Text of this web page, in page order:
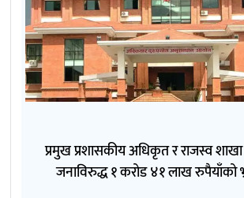
प्रमुख प्रशासकीय अधिकृत र राजस्व
जनाविरुद्ध १ करोड ४१ लाख रुपैयाँको